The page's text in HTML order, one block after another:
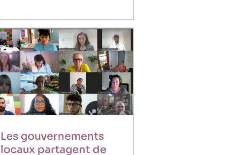
Les gouvernements
locaux partagent de